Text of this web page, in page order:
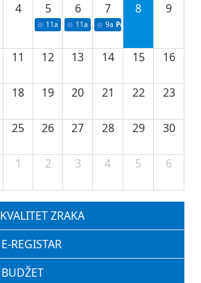
4 5
11a Potpisivanje ugovora o stipendijama
6
11a Podrška razvoju vodne
7
9a Početak izgradnje nove
8 9
11 12 13 14 15 16
18 19 20 21 22 23
25 26 27 28 29 30
1 2 3 4 5 6
KVALITET ZRAKA
E-REGISTAR
BUDŽET